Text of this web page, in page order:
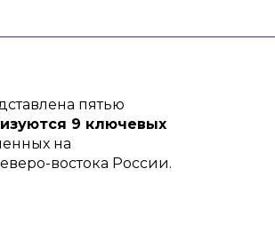
пятью
9 ключевых
на
востока России.